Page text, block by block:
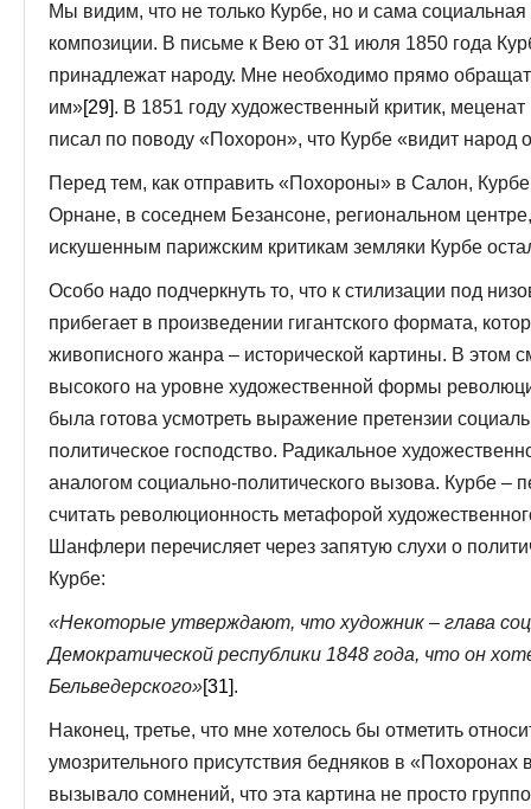
Мы видим, что не только Курбе, но и сама социальная
композиции. В письме к Вею от 31 июля 1850 года
принадлежат народу. Мне необходимо прямо
им»[29]. В 1851 году художественный критик,
писал по поводу «Похорон», что Курбе «видит народ
Перед тем, как отправить «Похороны» в Салон,
Орнане, в соседнем Безансоне, региональном
искушенным парижским критикам земляки Курбе
Особо надо подчеркнуть то, что к стилизации под
прибегает в произведении гигантского формата,
живописного жанра – исторической картины. В этом
высокого на уровне художественной формы
была готова усмотреть выражение претензии
политическое господство. Радикальное
аналогом социально-политического вызова. Курбе
считать революционность метафорой
Шанфлери перечисляет через запятую слухи о
Курбе:
«Некоторые утверждают, что художник – глава
Демократической республики 1848 года, что он
Бельведерского»[31].
Наконец, третье, что мне хотелось бы отметить
умозрительного присутствия бедняков в «Похоронах
вызывало сомнений, что эта картина не просто